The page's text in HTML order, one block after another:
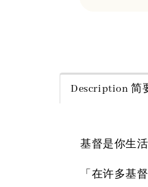
Description 简
基督是你生
「在许多基